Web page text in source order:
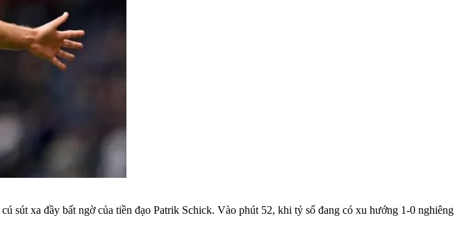
sút xa đầy bất ngờ của tiền đạo Patrik Schick. Vào phút 52, khi tỷ số đang có xu hướng 1-0 nghiêng